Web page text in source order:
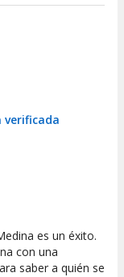
verificada
es un éxito.
con una
saber a quién se